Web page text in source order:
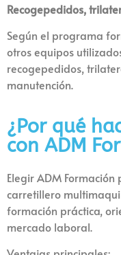
Recogepedidos,
Según el programa
otros equipos
recogepedidos,
manutención.
¿Por qué
con ADM
Elegir ADM
carretillero
formación práctica,
mercado laboral.